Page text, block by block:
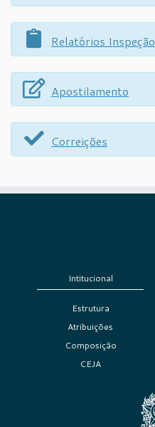
Relatórios Inspeção
Apostilamento
Correições
Intitucional
Estrutura
Atribuições
Composição
CEJA